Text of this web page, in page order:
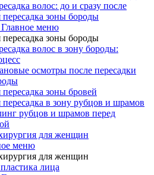
волос: до и сразу после
зоны бороды
меню
зоны бороды
волос в зону бороды:
осмотры после пересадки
зоны бровей
в зону рубцов и шрамов
рубцов и шрамов перед
для женщин
меню
для женщин
лица